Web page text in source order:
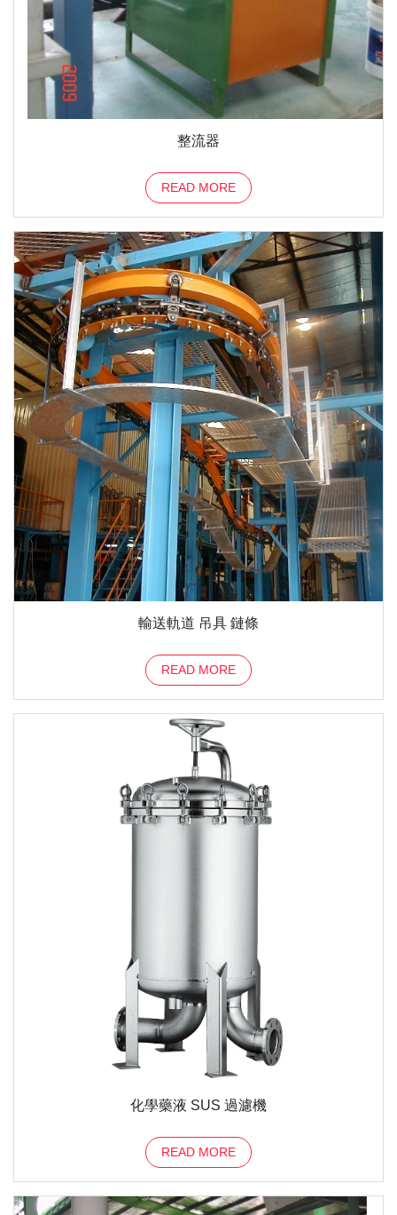
整流器
READ MORE
輸送軌道 吊具 鏈條
READ MORE
化學藥液 SUS 過濾機
READ MORE